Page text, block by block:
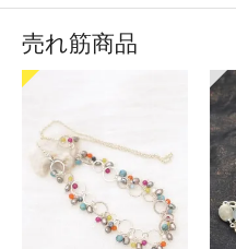
売れ筋商品